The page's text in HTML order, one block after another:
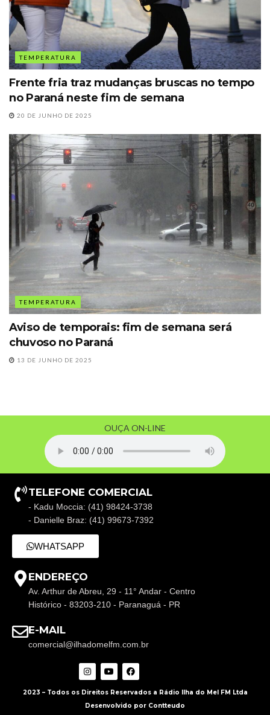
TEMPERATURA
Frente fria traz mudanças bruscas no tempo
no Paraná neste fim de semana
20 DE JUNHO DE 2025
TEMPERATURA
Aviso de temporais: fim de semana será
chuvoso no Paraná
13 DE JUNHO DE 2025
OUÇA ON-LINE
TELEFONE COMERCIAL
- Kadu Moccia: (41) 98424-3738
- Danielle Braz: (41) 99673-7392
WHATSAPP
ENDEREÇO
Av. Arthur de Abreu, 29 - 11° Andar - Centro
Histórico - 83203-210 - Paranaguá - PR
E-MAIL
comercial@ilhadomelfm.com.br
2023 – Todos os Direitos Reservados a Rádio Ilha do Mel FM Ltda
Desenvolvido por Contteudo